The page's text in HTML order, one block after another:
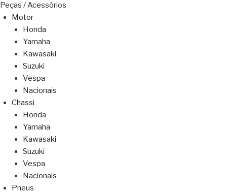
Peças / Acessórios
Motor
Honda
Yamaha
Kawasaki
Suzuki
Vespa
Nacionais
Chassi
Honda
Yamaha
Kawasaki
Suzuki
Vespa
Nacionais
Pneus